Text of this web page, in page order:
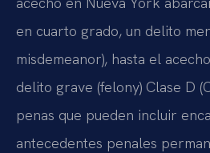
en cuarto grado, un delito
misdemeanor), hasta el
delito grave (felony) Clase D
penas que pueden incluir
antecedentes penales